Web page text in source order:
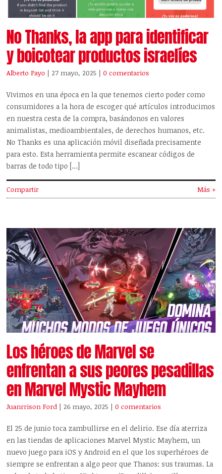
No Thanks, la app para identificar
y boicotear productos israelíes
Alberto Payo | 27 mayo, 2025 |0 comentarios
Vivimos en una época en la que tenemos cierto poder como
consumidores a la hora de escoger qué artículos introducimos
en nuestra cesta de la compra, basándonos en valores
animalistas, medioambientales, de derechos humanos, etc.
No Thanks es una aplicación móvil diseñada precisamente
para esto. Esta herramienta permite escanear códigos de
barras de todo tipo […]
Compartir Más »
Los héroes de Marvel se
enfrentan a sus peores pesadillas
en Marvel Mystic Mayhem
Juanrrison Ford | 26 mayo, 2025 |0 comentarios
El 25 de junio toca zambullirse en el delirio. Ese día aterriza
en las tiendas de aplicaciones Marvel Mystic Mayhem, un
nuevo juego para iOS y Android en el que los superhéroes de
siempre se enfrentan a algo peor que Thanos: sus traumas. La